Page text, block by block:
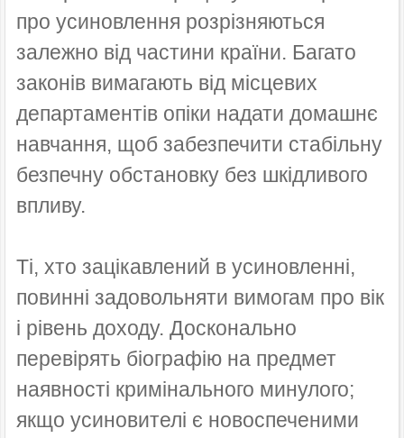
про усиновлення розрізняються
залежно від частини країни. Багато
законів вимагають від місцевих
департаментів опіки надати домашнє
навчання, щоб забезпечити стабільну
безпечну обстановку без шкідливого
впливу.
Ті, хто зацікавлений в усиновленні,
повинні задовольняти вимогам про вік
і рівень доходу. Досконально
перевірять біографію на предмет
наявності кримінального минулого;
якщо усиновителі є новоспеченими